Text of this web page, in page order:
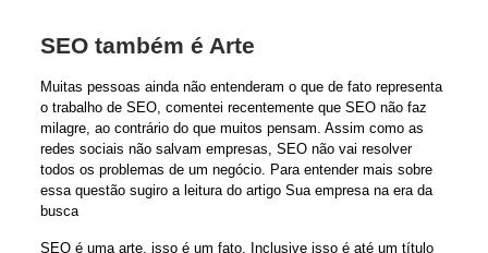
SEO também é Arte
Muitas pessoas ainda não entenderam o que de fato representa
o trabalho de SEO, comentei recentemente que SEO não faz
milagre, ao contrário do que muitos pensam. Assim como as
redes sociais não salvam empresas, SEO não vai resolver
todos os problemas de um negócio. Para entender mais sobre
essa questão sugiro a leitura do artigo Sua empresa na era da
busca
SEO é uma arte, isso é um fato. Inclusive isso é até um título